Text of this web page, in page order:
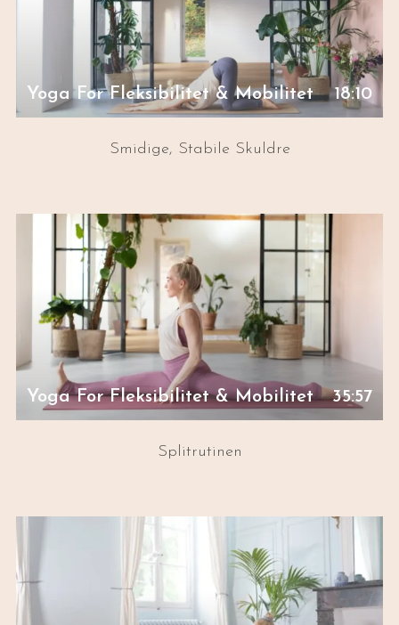
Yoga For Fleksibilitet & Mobilitet 18:10
Smidige, Stabile Skuldre
Yoga For Fleksibilitet & Mobilitet 35:57
Splitrutinen